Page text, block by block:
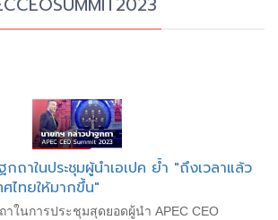
ถาในประชุมผู้นำเอเปค ย้ำ "ถึงเวลาแล้ว
ศไทยให้มากขึ้น"
าในการประชุมสุดยอดผู้นำ APEC CEO